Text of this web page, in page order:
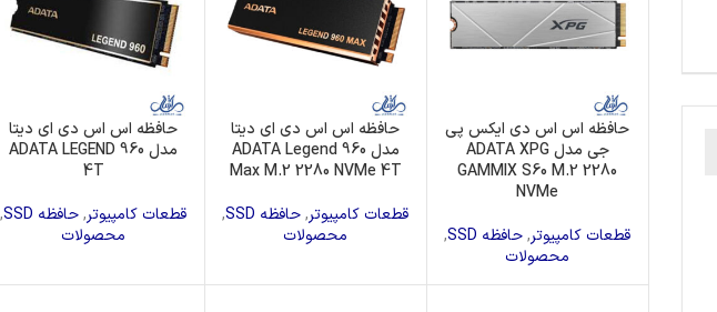
کارت گرافیک رم کامپیوتر حافظه SSD
مانیتور فن پردازنده
حافظه اس اس دی ایکس پی
جی مدل ADATA XPG
GAMMIX S60 M.2 2280
NVMe
قطعات کامپیوتر,حافظه SSD
,
محصولات
حافظه اس اس دی ای دیتا
مدل ADATA Legend 960
Max M.2 2280 NVMe 4T
قطعات کامپیوتر,حافظه SSD
,
محصولات
حافظه اس اس دی ای دیتا
مدل ADATA LEGEND 960
4T
قطعات کامپیوتر,حافظه SSD
,
محصولات